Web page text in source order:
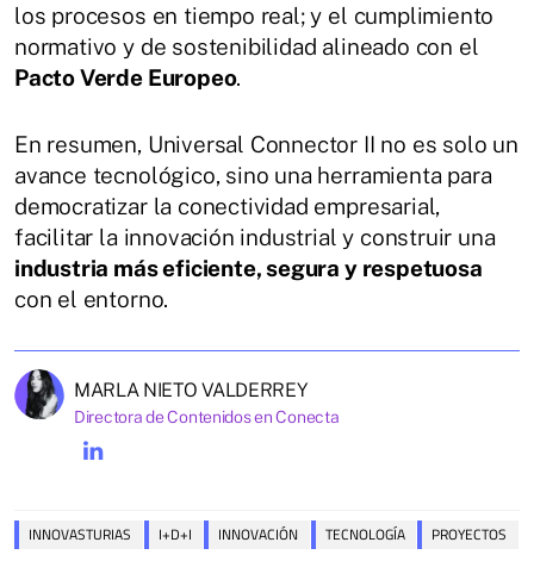
los procesos en tiempo real; y el cumplimiento
normativo y de sostenibilidad alineado con el
Pacto Verde Europeo.
En resumen, Universal Connector II no es solo un
avance tecnológico, sino una herramienta para
democratizar la conectividad empresarial,
facilitar la innovación industrial y construir una
industria más eficiente, segura y respetuosa
con el entorno.
MARLA NIETO VALDERREY
Directora de Contenidos en Conecta
INNOVASTURIAS I+D+I INNOVACIÓN TECNOLOGÍA PROYECTOS